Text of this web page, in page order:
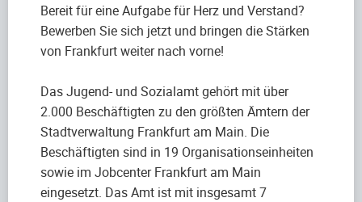
Bereit für eine Aufgabe für Herz und Verstand?
Bewerben Sie sich jetzt und bringen die Stärken
von Frankfurt weiter nach vorne!
Das Jugend- und Sozialamt gehört mit über
2.000 Beschäftigten zu den größten Ämtern der
Stadtverwaltung Frankfurt am Main. Die
Beschäftigten sind in 19 Organisationseinheiten
sowie im Jobcenter Frankfurt am Main
eingesetzt. Das Amt ist mit insgesamt 7